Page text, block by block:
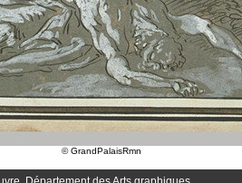
© GrandPalaisRmn